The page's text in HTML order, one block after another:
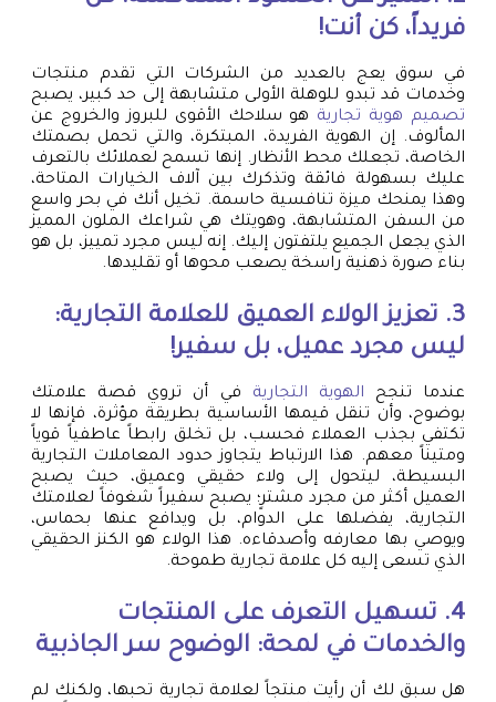
فريداً، كن أنت!
في سوق يعج بالعديد من الشركات التي تقدم منتجات
وخدمات قد تبدو للوهلة الأولى متشابهة إلى حد كبير، يصبح
تصميم هوية تجارية هو سلاحك الأقوى للبروز والخروج عن
المألوف. إن الهوية الفريدة، المبتكرة، والتي تحمل بصمتك
الخاصة، تجعلك محط الأنظار. إنها تسمح لعملائك بالتعرف
عليك بسهولة فائقة وتذكرك بين آلاف الخيارات المتاحة،
وهذا يمنحك ميزة تنافسية حاسمة. تخيل أنك في بحر واسع
من السفن المتشابهة، وهويتك هي شراعك الملون المميز
الذي يجعل الجميع يلتفتون إليك. إنه ليس مجرد تمييز، بل هو
بناء صورة ذهنية راسخة يصعب محوها أو تقليدها.
3. تعزيز الولاء العميق للعلامة التجارية:
ليس مجرد عميل، بل سفير!
عندما تنجح الهوية التجارية في أن تروي قصة علامتك
بوضوح، وأن تنقل قيمها الأساسية بطريقة مؤثرة، فإنها لا
تكتفي بجذب العملاء فحسب، بل تخلق رابطاً عاطفياً قوياً
ومتيناً معهم. هذا الارتباط يتجاوز حدود المعاملات التجارية
البسيطة، ليتحول إلى ولاء حقيقي وعميق، حيث يصبح
العميل أكثر من مجرد مشترٍ؛ يصبح سفيراً شغوفاً لعلامتك
التجارية، يفضلها على الدوام، بل ويدافع عنها بحماس،
ويوصي بها معارفه وأصدقاءه. هذا الولاء هو الكنز الحقيقي
الذي تسعى إليه كل علامة تجارية طموحة.
4. تسهيل التعرف على المنتجات
والخدمات في لمحة: الوضوح سر الجاذبية
هل سبق لك أن رأيت منتجاً لعلامة تجارية تحبها، ولكنك لم